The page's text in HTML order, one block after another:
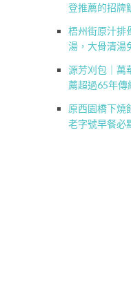
登推薦的招牌
梧州街原汁排
湯，大骨清湯
源芳刈包｜萬
薦超過65年傳
原西園橋下燒
老字號早餐必